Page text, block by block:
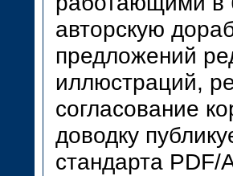
авторскую
предложений
иллюстраций,
согласование
доводку
стандарта PDF/